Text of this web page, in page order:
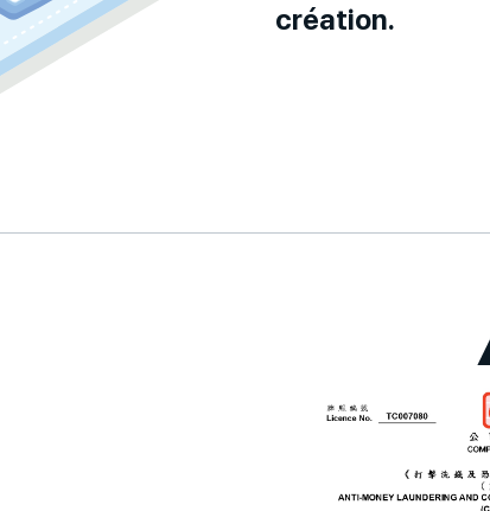
création.